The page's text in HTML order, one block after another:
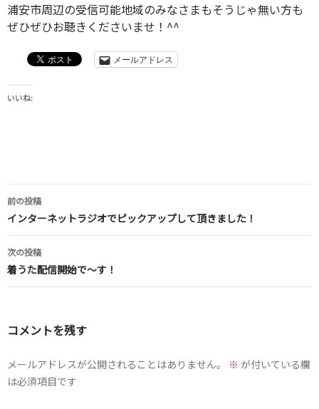
浦安市周辺の受信可能地域のみなさまもそうじゃ無い方も
ぜひぜひお聴きくださいませ！^^
メールアドレス
いいね:
投
稿
ナ
ビ
ゲ
ー
ョ
ン
前の投稿
インターネットラジオでピックアップして頂きました！
次の投稿
着うた配信開始で〜す！
コメントを残す
メールアドレスが公開されることはありません。 ※ が付いている欄
は必須項目です